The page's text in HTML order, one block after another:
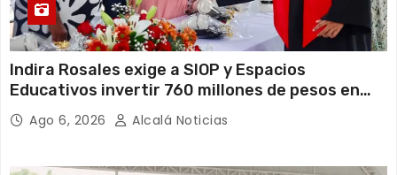
Indira Rosales exige a SIOP y Espacios
Educativos invertir 760 millones de pesos en
obras para escuelas de Veracruz
Ago 6, 2026 Alcalá Noticias